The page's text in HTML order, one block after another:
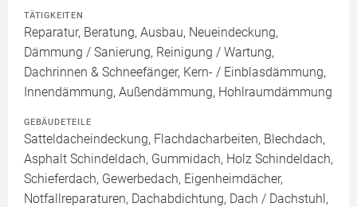
TÄTIGKEITEN
Reparatur, Beratung, Ausbau, Neueindeckung,
Dämmung / Sanierung, Reinigung / Wartung,
Dachrinnen & Schneefänger, Kern- / Einblasdämmung,
Innendämmung, Außendämmung, Hohlraumdämmung
GEBÄUDETEILE
Satteldacheindeckung, Flachdacharbeiten, Blechdach,
Asphalt Schindeldach, Gummidach, Holz Schindeldach,
Schieferdach, Gewerbedach, Eigenheimdächer,
Notfallreparaturen, Dachabdichtung, Dach / Dachstuhl,